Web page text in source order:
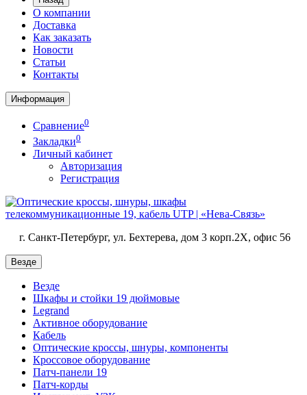
О компании
Доставка
Как заказать
Новости
Статьи
Контакты
Информация
Сравнение0
Закладки0
Личный кабинет
Авторизация
Регистрация
г. Санкт-Петербург, ул. Бехтерева, дом 3 корп.2X, офис 56
Везде
Везде
Шкафы и стойки 19 дюймовые
Legrand
Активное оборудование
Кабель
Оптические кроссы, шнуры, компоненты
Кроссовое оборудование
Патч-панели 19
Патч-корды